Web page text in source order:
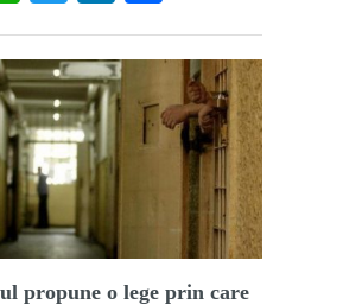
propune o lege prin care